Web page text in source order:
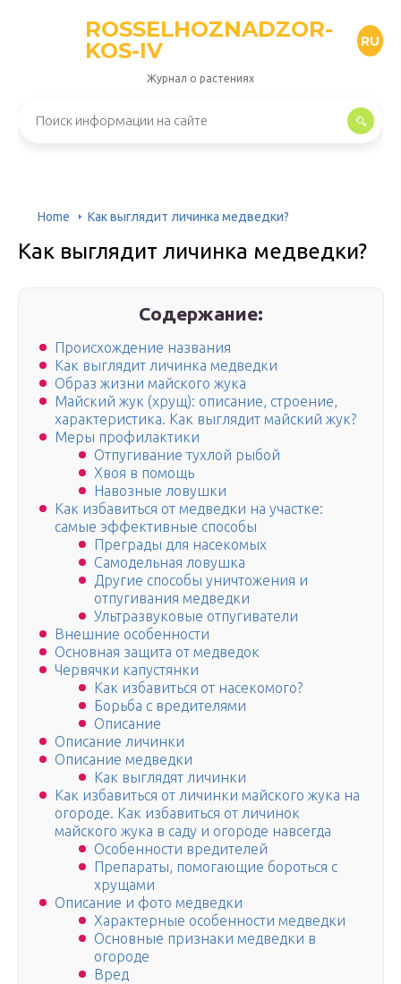
ROSSELHOZNADZOR-
KOS-IV
RU
Журнал о растениях
Home Как выглядит личинка медведки?
Как выглядит личинка медведки?
Содержание:
Происхождение названия
Как выглядит личинка медведки
Образ жизни майского жука
Майский жук (хрущ): описание, строение,
характеристика. Как выглядит майский жук?
Меры профилактики
Отпугивание тухлой рыбой
Хвоя в помощь
Навозные ловушки
Как избавиться от медведки на участке:
самые эффективные способы
Преграды для насекомых
Самодельная ловушка
Другие способы уничтожения и
отпугивания медведки
Ультразвуковые отпугиватели
Внешние особенности
Основная защита от медведок
Червячки капустянки
Как избавиться от насекомого?
Борьба с вредителями
Описание
Описание личинки
Описание медведки
Как выглядят личинки
Как избавиться от личинки майского жука на
огороде. Как избавиться от личинок
майского жука в саду и огороде навсегда
Особенности вредителей
Препараты, помогающие бороться с
хрущами
Описание и фото медведки
Характерные особенности медведки
Основные признаки медведки в
огороде
Вред